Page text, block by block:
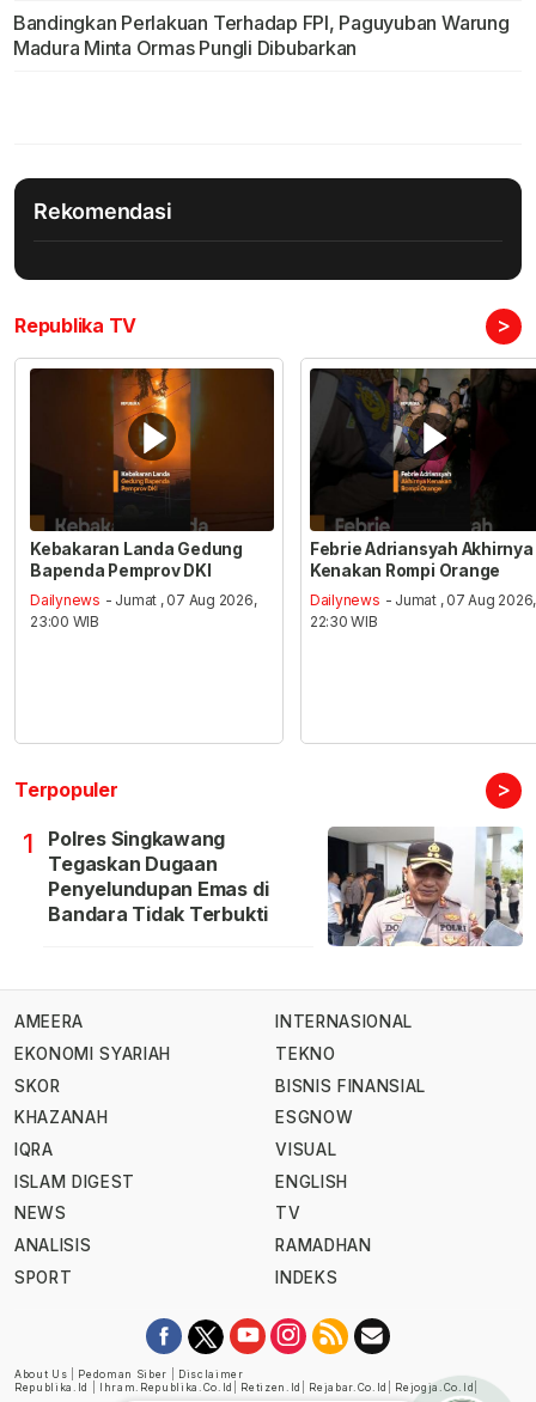
Bandingkan Perlakuan Terhadap FPI, Paguyuban Warung
Madura Minta Ormas Pungli Dibubarkan
Rekomendasi
Republika TV >
Kebakaran Landa Gedung
Bapenda Pemprov DKI
Dailynews - Jumat , 07 Aug 2026,
23:00 WIB
Febrie Adriansyah Akhirnya
Kenakan Rompi Orange
Dailynews - Jumat , 07 Aug 2026,
22:30 WIB
Terpopuler >
1
Polres Singkawang
Tegaskan Dugaan
Penyelundupan Emas di
Bandara Tidak Terbukti
AMEERA
EKONOMI SYARIAH
SKOR
KHAZANAH
IQRA
ISLAM DIGEST
NEWS
ANALISIS
SPORT
INTERNASIONAL
TEKNO
BISNIS FINANSIAL
ESGNOW
VISUAL
ENGLISH
TV
RAMADHAN
INDEKS
About Us Pedoman Siber
Disclaimer
Republika.id
Ihram.republika.co.id Retizen.id Rejabar.co.id Rejogja.co.id